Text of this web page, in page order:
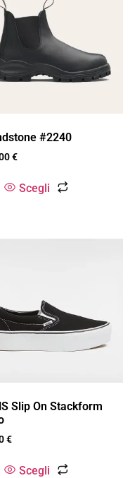
#2240
€
Scegli
Slip On Stackform
€
Scegli